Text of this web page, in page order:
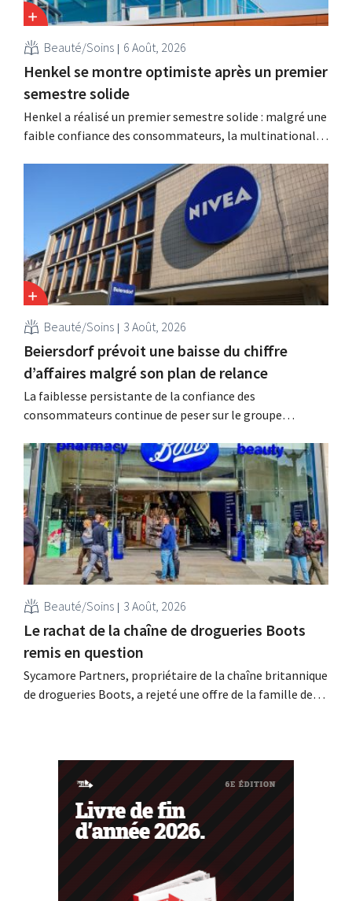
Beauté/Soins 6 Août, 2026
Henkel se montre optimiste après un premier
semestre solide
Henkel a réalisé un premier semestre solide : malgré une
faible confiance des consommateurs, la multinationale
des soins capillaires et des lessives, et intensifie ses
activités d'acquisition.
Beauté/Soins 3 Août, 2026
Beiersdorf prévoit une baisse du chiffre
d’affaires malgré son plan de relance
La faiblesse persistante de la confiance des
consommateurs continue de peser sur le groupe
multinationale s'attend désormais même à une légère
baisse de son chiffre d'affaires pour l'ensemble de
l'exercice.
Beauté/Soins 3 Août, 2026
Le rachat de la chaîne de drogueries Boots
remis en question
Sycamore Partners, propriétaire de la chaîne britannique
de drogueries Boots, a rejeté une offre de la famille de